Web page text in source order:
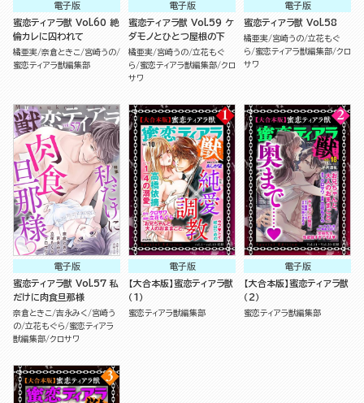
電子版
蜜恋ティアラ獣 Vol.60 絶
倫カレに囚われて
橘亜実 奈倉ときこ
宮崎うの
蜜恋ティアラ獣編集部
電子版
蜜恋ティアラ獣 Vol.59 ケ
ダモノとひとつ屋根の下
橘亜実 宮崎うの 立花もぐ
ら 蜜恋ティアラ獣編集部 クロ
サワ
電子版
蜜恋ティアラ獣 Vol.58
橘亜実 宮崎うの 立花もぐ
ら 蜜恋ティアラ獣編集部 クロ
サワ
電子版
蜜恋ティアラ獣 Vol.57 私
だけに肉食旦那様
奈倉ときこ 吉永みく
宮崎う
の 立花もぐら
蜜恋ティアラ
獣編集部 クロサワ
電子版
【大合本版】蜜恋ティアラ獣
（1）
蜜恋ティアラ獣編集部
電子版
【大合本版】蜜恋ティアラ獣
（2）
蜜恋ティアラ獣編集部